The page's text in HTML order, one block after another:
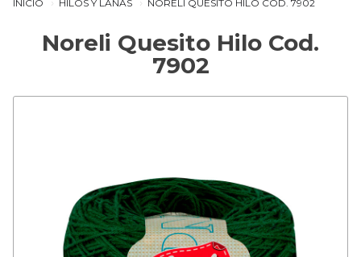
INICIO HILOS Y LANAS NORELI QUESITO HILO COD. 7902
Noreli Quesito Hilo Cod.
7902